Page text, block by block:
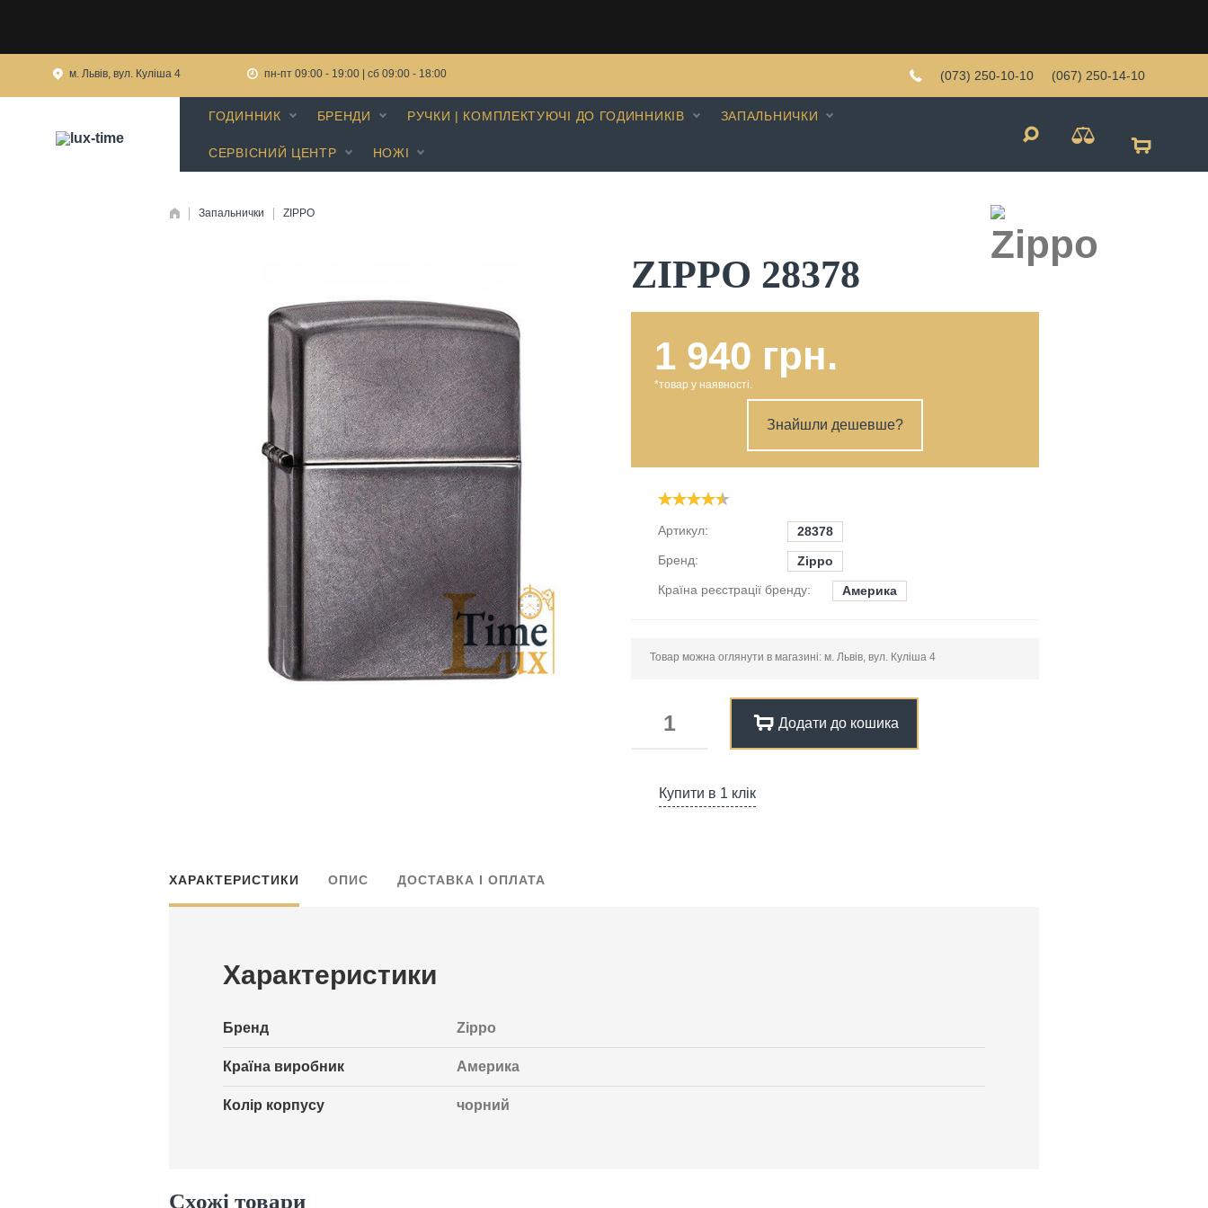
м. Львів, вул. Куліша 4 пн-пт 09:00 - 19:00 | сб 09:00 - 18:00 (073) 250-10-10 (067) 250-14-10
ГОДИННИК БРЕНДИ РУЧКИ | КОМПЛЕКТУЮЧІ ДО ГОДИННИКІВ ЗАПАЛЬНИЧКИ
СЕРВІСНИЙ ЦЕНТР НОЖІ
Запальнички ZIPPO
ZIPPO 28378
1 940 грн.
*товар у наявності.
Знайшли дешевше?
Артикул:
28378
Бренд:
Zippo
Країна реєстрації бренду:
Америка
Товар можна оглянути в магазині: м. Львів, вул. Куліша 4
Додати до кошика
Купити в 1 клік
ХАРАКТЕРИСТИКИ ОПИС ДОСТАВКА І ОПЛАТА
Характеристики
Бренд Zippo
Країна виробник Америка
Колір корпусу чорний
Схожі товари